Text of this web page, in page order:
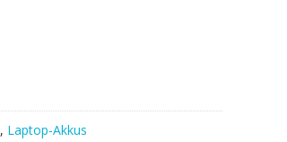
, Laptop-Akkus